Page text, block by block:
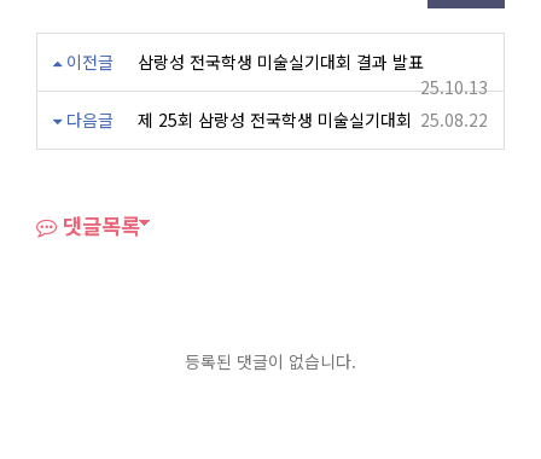
이전글
삼랑성 전국학생 미술실기대회 결과 발표
25.10.13
다음글
제 25회 삼랑성 전국학생 미술실기대회 25.08.22
댓글목록
등록된 댓글이 없습니다.